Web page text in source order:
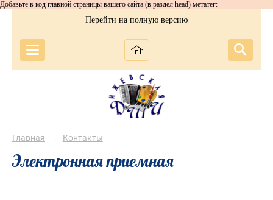
Добавьте в код главной страницы вашего сайта (в раздел head) метатег:
Перейти на полную версию
Главная → Контакты
Электронная приемная